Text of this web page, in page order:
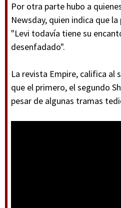
Por otra parte hubo a
Newsday, quien indica que
"Levi todavía tiene su
desenfadado".
La revista Empire, califica al
que el primero, el segundo
pesar de algunas tramas